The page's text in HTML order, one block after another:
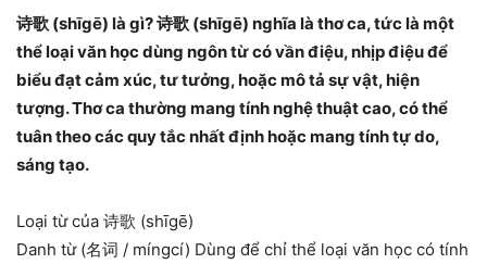
诗歌 (shīgē) là gì? 诗歌 (shīgē) nghĩa là thơ ca, tức là một
thể loại văn học dùng ngôn từ có vần điệu, nhịp điệu để
biểu đạt cảm xúc, tư tưởng, hoặc mô tả sự vật, hiện
tượng. Thơ ca thường mang tính nghệ thuật cao, có thể
tuân theo các quy tắc nhất định hoặc mang tính tự do,
sáng tạo.
Loại từ của 诗歌 (shīgē)
Danh từ (名词 / míngcí) Dùng để chỉ thể loại văn học có tính